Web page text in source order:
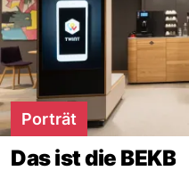
Porträt
Das ist die BEKB